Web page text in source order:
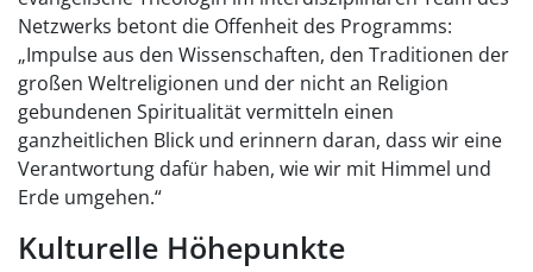
Netzwerks betont die Offenheit des Programms:
„Impulse aus den Wissenschaften, den Traditionen der
großen Weltreligionen und der nicht an Religion
gebundenen Spiritualität vermitteln einen
ganzheitlichen Blick und erinnern daran, dass wir eine
Verantwortung dafür haben, wie wir mit Himmel und
Erde umgehen.“
Kulturelle Höhepunkte